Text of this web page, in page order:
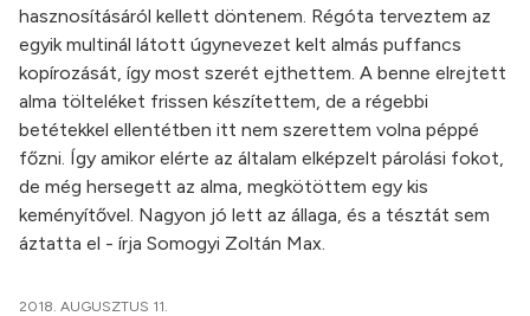
hasznosításáról kellett döntenem. Régóta terveztem az
egyik multinál látott úgynevezet kelt almás puffancs
kopírozását, így most szerét ejthettem. A benne elrejtett
alma tölteléket frissen készítettem, de a régebbi
betétekkel ellentétben itt nem szerettem volna péppé
főzni. Így amikor elérte az általam elképzelt párolási fokot,
de még hersegett az alma, megkötöttem egy kis
keményítővel. Nagyon jó lett az állaga, és a tésztát sem
áztatta el - írja Somogyi Zoltán Max.
2018. AUGUSZTUS 11.